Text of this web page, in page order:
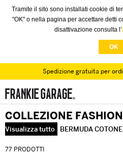
Tramite il sito sono installati cookie di
"OK" o nella pagina per accettare detti
disattivazione consulta l’
OK
Spedizione gratuita per
COLLEZIONE FASHION
Visualizza tutto BERMUDA COTONE
77 PRODOTTI